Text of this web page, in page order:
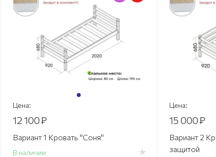
Цена:
12 100₽
Вариант 1 Кровать "Соня"
В наличии
Цена:
15 000₽
Вариант 2
защитой